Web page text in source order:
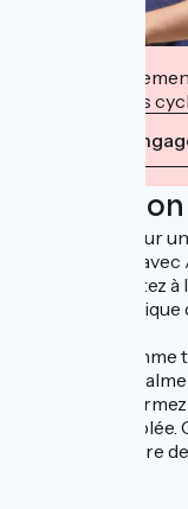
Cet
accueillir des
Voir ses
Description
Embarquez pour
La Jaille-Yvon
balados et partez
expérience
Pédalez au
bercer par le
prend,
cycliste
moment de vivre